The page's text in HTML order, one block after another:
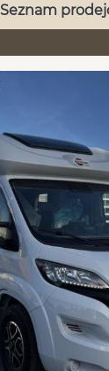
Seznam